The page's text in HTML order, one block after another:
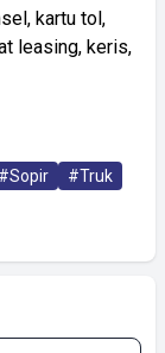
kartu tol,
leasing, keris,
#Sopir
#Truk